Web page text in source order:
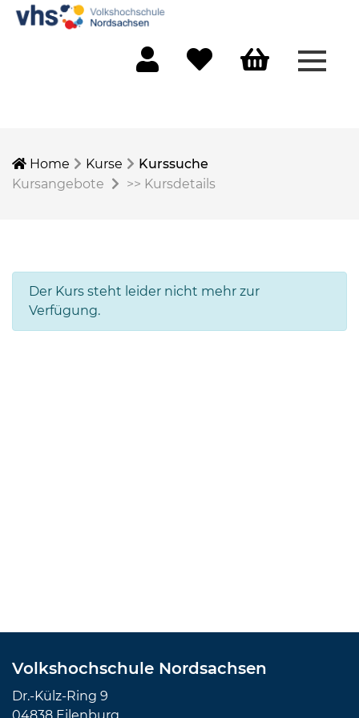
Home Kurse
Kurssuche
Kursangebote
>> Kursdetails
Der Kurs steht leider nicht mehr zur
Verfügung.
Volkshochschule Nordsachsen
Dr.-Külz-Ring 9